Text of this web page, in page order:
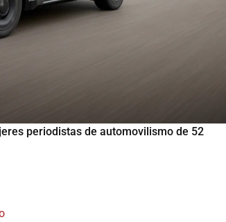
periodistas de automovilismo de 52